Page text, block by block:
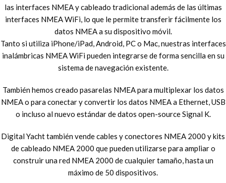
las interfaces NMEA y cableado tradicional además de las últimas
interfaces NMEA WiFi, lo que le permite transferir fácilmente los
datos NMEA a su dispositivo móvil.
Tanto si utiliza iPhone/iPad, Android, PC o Mac, nuestras interfaces
inalámbricas NMEA WiFi pueden integrarse de forma sencilla en su
sistema de navegación existente.
También hemos creado pasarelas NMEA para multiplexar los datos
NMEA o para conectar y convertir los datos NMEA a Ethernet, USB
o incluso al nuevo estándar de datos open-source Signal K.
Digital Yacht también vende cables y conectores NMEA 2000 y kits
de cableado NMEA 2000 que pueden utilizarse para ampliar o
construir una red NMEA 2000 de cualquier tamaño, hasta un
máximo de 50 dispositivos.